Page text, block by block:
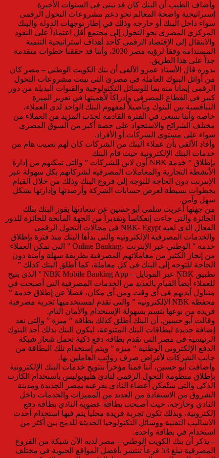
وأضاف الطيب أن البنك كان قد تبنى فى السنوات الأخيرة
إستراتيجية واضحة المعالم نحو دعم مشروعات التحول الرقمى
سواء داخل البنك أو خارجه وذلك في إطار توجهات الدولة والبنك
المركزي المصري نحو التحول إلى مجتمع أقل اعتماداً على النقود
والانتقال إلى الاقتصاد الرقمي كأحد أهداف استراتيجية التنمية
المستدامة وفقاً لرؤية مصر 2030، وأننا قد حققنا خطوات متقدمة
جداً على هذا الطريق.
بدوره قال الأستاذ عمرو الألفى أن بنك الكويت الوطني – مصر كان
من أوائل البنوك العاملة فى مصرى التى تبنت مشروعات التحول
الرقمى إيماناً منه بما للوسائل التكنولوجية والقنوات البديلة من دور
كبير في القطاع المصرفي وإدراكاً لأهميتها في تعزيز الميزة
التنافسية بين البنوك وتأصيلاً لمفهوم البنك الواحد لدى العملاء،
خاصة وأننا نسعى في الفترة القادمة لجذب المزيد من العملاء من
مختلف الشرائح والاستحواذ على حصة أكبر من السوق المصري
سواء على مستوى الشركات أو الأفراد.
وأفاد الألفى بأن عملاء البنك من الشركات كان لهم نصيب هام من
خدمات البنك الإلكترونية حيث قام البنك
بإطلاق ” خدمة NBK أون لاين للشركات ” والتى تمكنهم من إدارة
الأنشطة التجارية والمعاملات المصرفية لشركاتهم بكل سهولة عبر
الإنترنت دون الحاجة للتوجه إلى فروع البنك وذلك من خلال القيام
بخطوات بسيطة لعرض حسابات الشركة وأرصدتها وإدارتها بشكل
سهل وآمن.
من جهتها أعربت سلمى أبو حسين عن سعادتها بفوز البنك بتلك
الجائزة والتى جاءت إنعكاساً وتقديراً من الجهة المانحة للجائزة للدور
الفعال الذى لعبه NBK- Egypt فى مجالات التحول الرقمى
والخدمات المصرفية الإلكترونية والتى بدأها البنك منذ فترة بإطلاق
خدمة ” الوطني عبر الإنترنت -Online Banking ” التى تمكن العملاء
من إنجاز الكثير من معاملاتهم المصرفية بطريقة سهلة وآمنة دون
الحاجة للتوجه إلى البنك فى كل معاملة، كما أطلق البنك كذلك ”
تطبيق NBK عبر الموبايل – NBK Mobile Banking App ” الذى يتيح
للعملاء أيضاً القيام بالعديد من الخدمات المصرفية التى أصبحت في
متناول أيديهم في أي وقت ومن أي مكان، فضلاً عن إطلاق خدمة ”
محفظة NBK الإلكترونية ” والتى تقدم لمستخدميها تجربة مصرفية
فريدة من نوعها تتسم بسهولة الإستخدام والأمان التام.
وقالت أبو حسين، أن البنك أطلق كذلك بطاقة ” ميزة ” والتى تعد
إضافة جديدة لبطاقات البنك المتنوعة، ليكون البنك بذلك أحد البنوك
الرئيسية فى مصر التى تقدم بطاقة دفع ذكية تحمل شعار شبكة
الدفع الإلكترونى الوطنية ” ميزة ” ويتم إستخدام تلك البطاقة من
جانب الشركات لأغراض صرف رواتب العاملين بها.
وأضافت أبو حسين، أننا قمنا مؤخراً بتتويج خدمات البنك الإلكترونية
بإطلاق منظومة التحول الرقمى لنادى هليوبوليس باستخدام الكارت
الذكى والتى ستُمكن أعضاء النادى بفرعيه بمصر الجديدة ومدينة
الشروق من الاستفادة من العديد من المميزات والخدمات داخل
النادي وخارجه، حيث أصبحت بطاقة عضوية النادي بطاقة دفع
إلكترونية، وبذلك تكون تجربة فريدة محلياً يتم فيها استخدام أحدث
الأساليب التقنية ووسائل التكنولوجيا الحديثة للدمج بين أكثر من
استخدام في بطاقة واحدة.
– يذكر أن بنك الكويت الوطني – مصر لديه الآن شبكة من الفروع
المصرفية تبلغ 53 فرعاً تنتشر بأفضل المواقع الحيوية في مختلف